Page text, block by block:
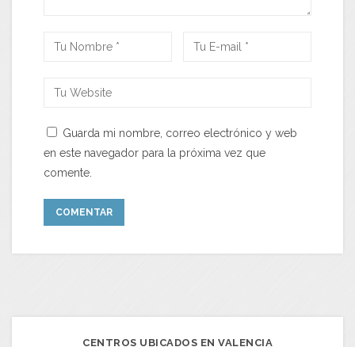
Guarda mi nombre, correo electrónico y web
en este navegador para la próxima vez que
comente.
CENTROS UBICADOS EN VALENCIA